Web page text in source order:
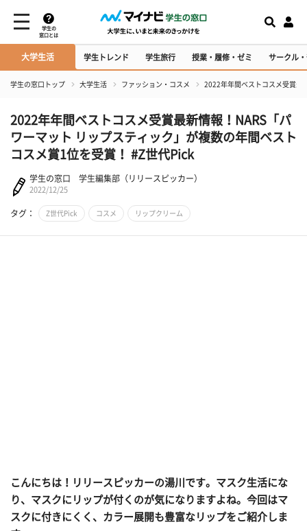
学生の
窓口とは
大学生活 学生トレンド 学生旅行 授業・履修・ゼミ サークル
学生の窓口トップ 大学生活 ファッション・コスメ 2022年年間ベストコスメ受賞最
2022年年間ベストコスメ受賞最新情報！NARS「パ
ワーマット リップスティック」が複数の年間ベスト
コスメ賞1位を受賞！ #Z世代Pick
学生の窓口 学生編集部（リリースピッカー）
2022/12/25
タグ： Z世代Pick コスメ リップクリーム
こんにちは！リリースピッカーの湯川です。マスク生活にな
り、マスクにリップが付くのが気になりますよね。今回はマ
スクに付きにくく、カラー展開も豊富なリップをご紹介しま